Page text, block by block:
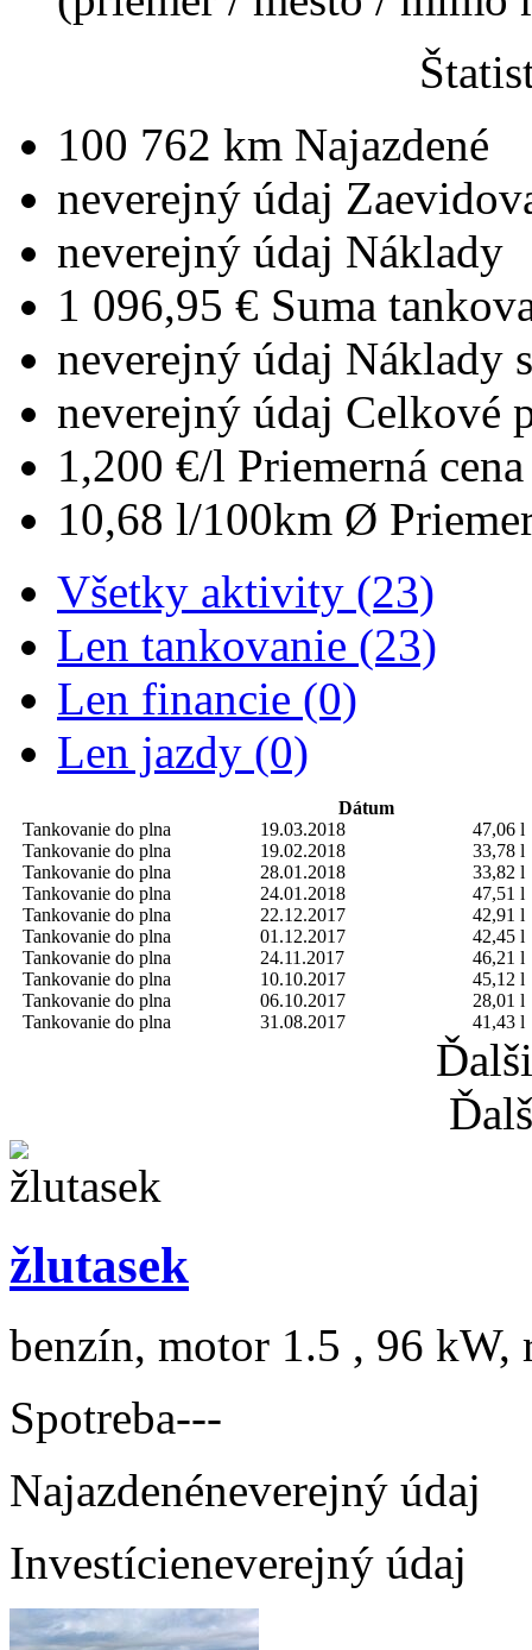
100 762 km Najazdené
neverejný údaj
neverejný údaj Náklady
1 096,95 € Suma
neverejný údaj Náklady
neverejný údaj Celkové
1,200 €/l Priemerná
10,68 l/100km Ø
Všetky aktivity (23)
Len tankovanie (23)
Len financie (0)
Len jazdy (0)
Dátum
Tankovanie do plna
19.03.2018
47,06 l
Tankovanie do plna
19.02.2018
33,78 l
Tankovanie do plna
28.01.2018
33,82 l
Tankovanie do plna
24.01.2018
47,51 l
Tankovanie do plna
22.12.2017
42,91 l
Tankovanie do plna
01.12.2017
42,45 l
Tankovanie do plna
24.11.2017
46,21 l
Tankovanie do plna
10.10.2017
45,12 l
Tankovanie do plna
06.10.2017
28,01 l
Tankovanie do plna
31.08.2017 41,43 l
žlutasek
benzín, motor 1.5 , 96 kW,
Spotreba---
Najazdenéneverejný údaj
Investícieneverejný údaj